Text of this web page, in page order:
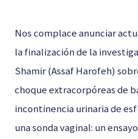
Nos complace anunciar
la finalización de la
Shamir (Assaf Harofeh)
choque extracorpóreas de
incontinencia urinaria de
una sonda vaginal: un